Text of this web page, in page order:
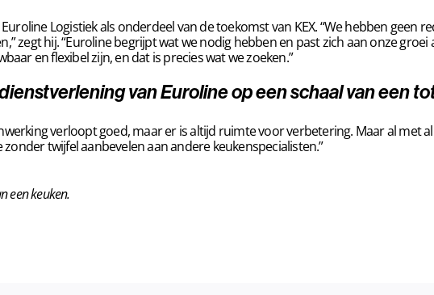
Logistiek als onderdeel van de toekomst van KEX. “We hebben geen
zegt hij. “Euroline begrijpt wat we nodig hebben en past zich aan onze groei
en flexibel zijn, en dat is precies wat we zoeken.”
van Euroline op een schaal van een
verloopt goed, maar er is altijd ruimte voor verbetering. Maar al met
twijfel aanbevelen aan andere keukenspecialisten.”
een keuken.